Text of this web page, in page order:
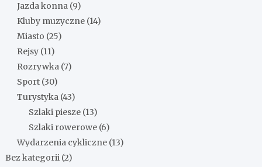
Jazda konna (9)
Kluby muzyczne (14)
Miasto (25)
Rejsy (11)
Rozrywka (7)
Sport (30)
Turystyka (43)
Szlaki piesze (13)
Szlaki rowerowe (6)
Wydarzenia cykliczne (13)
Bez kategorii (2)